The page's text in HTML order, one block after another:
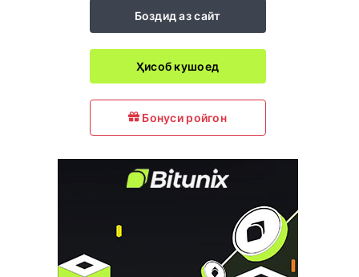
Боздид аз сайт
Ҳисоб кушоед
Бонуси ройгон